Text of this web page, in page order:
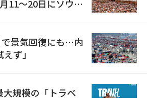
11〜20日にソウル
景気回復にも…内
ず」
大規模の「トラベ